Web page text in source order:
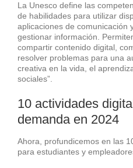
La Unesco define las
de habilidades para utilizar
aplicaciones de comunicación
gestionar información.
compartir contenido digital,
resolver problemas para una
creativa en la vida, el
sociales”.
10 actividades
demanda en 2024
Ahora, profundicemos en las
para estudiantes y